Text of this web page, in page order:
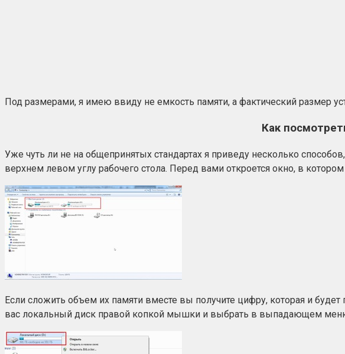
Под размерами, я имею ввиду не емкость памяти, а фактический размер
Как
Уже чуть ли не на общепринятых стандартах я приведу несколько
верхнем левом углу рабочего стола. Перед вами откроется окно, в
Если сложить объем их памяти вместе вы получите цифру, которая и
вас локальный диск правой копкой мышки и выбрать в выпадающем меню